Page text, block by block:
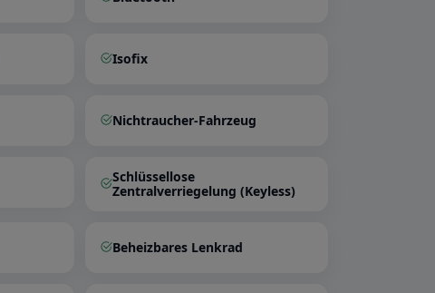
Isofix
Nichtraucher-Fahrzeug
Schlüssellose
Zentralverriegelung (Keyless)
Beheizbares Lenkrad